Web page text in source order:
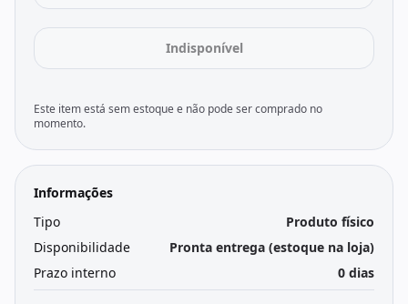
Indisponível
Este item está sem estoque e não pode ser comprado no
momento.
Informações
Tipo
Produto físico
Disponibilidade
Pronta entrega (estoque na loja)
Prazo interno
0 dias